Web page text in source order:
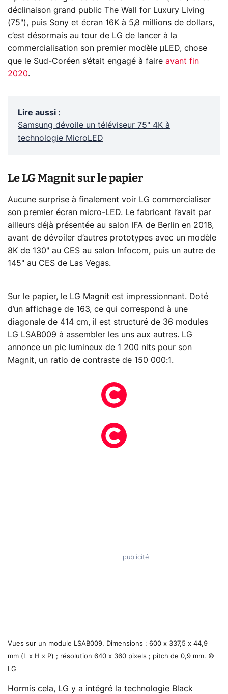
déclinaison grand public The Wall for Luxury Living
(75"), puis Sony et écran 16K à 5,8 millions de dollars,
c’est désormais au tour de LG de lancer à la
commercialisation son premier modèle µLED, chose
que le Sud-Coréen s’était engagé à faire avant fin
2020.
Lire aussi :
Samsung dévoile un téléviseur 75" 4K à
technologie MicroLED
Le LG Magnit sur le papier
Aucune surprise à finalement voir LG commercialiser
son premier écran micro-LED. Le fabricant l’avait par
ailleurs déjà présentée au salon IFA de Berlin en 2018,
avant de dévoiler d’autres prototypes avec un modèle
8K de 130" au CES au salon Infocom, puis un autre de
145" au CES de Las Vegas.
Sur le papier, le LG Magnit est impressionnant. Doté
d’un affichage de 163, ce qui correspond à une
diagonale de 414 cm, il est structuré de 36 modules
LG LSAB009 à assembler les uns aux autres. LG
annonce un pic lumineux de 1 200 nits pour son
Magnit, un ratio de contraste de 150 000:1.
Vues sur un module LSAB009. Dimensions : 600 x 337,5 x 44,9
mm (L x H x P) ; résolution 640 x 360 pixels ; pitch de 0,9 mm. ©
LG
Hormis cela, LG y a intégré la technologie Black